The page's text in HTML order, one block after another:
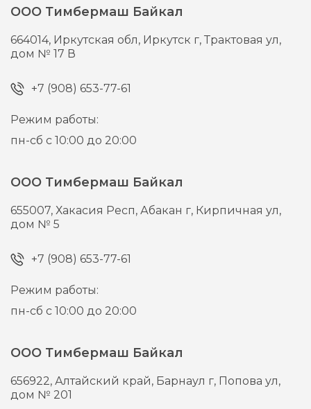
ООО Тимбермаш Байкал
664014, Иркутская обл, Иркутск г,Трактовая ул,
дом № 17 В
+7 (908) 653-77-61
Режим работы:
пн-сб с 10:00 до 20:00
ООО Тимбермаш Байкал
655007,Хакасия Респ, Абакан г, Кирпичная ул,
дом № 5
+7 (908) 653-77-61
Режим работы:
пн-сб с 10:00 до 20:00
ООО Тимбермаш Байкал
656922,Алтайский край, Барнаул г, Попова ул,
дом № 201